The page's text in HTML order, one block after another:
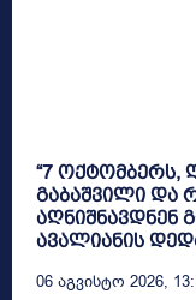
“7 ოქტომბერს,
გაბაშვილი და
აღნიშნავდნენ
ავალიანის
06 Აგვისტო 2026,